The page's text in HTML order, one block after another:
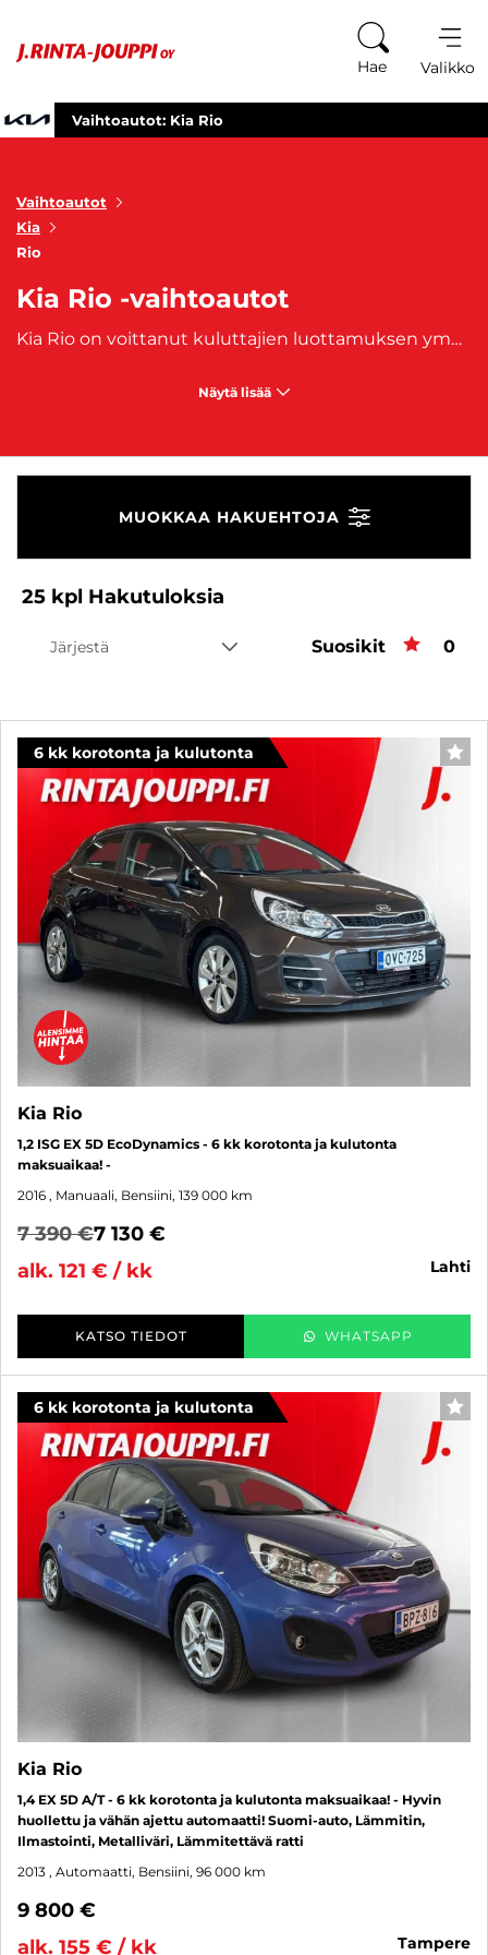
Hae Valikko
Vaihtoautot: Kia Rio
Vaihtoautot
Kia
Rio
Kia Rio -vaihtoautot
Kia Rio on voittanut kuluttajien luottamuksen ympäri maailmaa. Sen luotettavuus ja tyylikäs muotoilu ovat tehneet siitä suositun vaihtoauton sekä uusien autojen ostajien keskuudessa. Kia Rio vaihtoautoilla on paljon tarjottavaa niille, jotka arvostavat kompaktin auton etuja ilman suurta kompromissia laadusta.Kia Rio vaihtoautot ovat täydellisiä valintoja niille, jotka etsivät kompaktia kaupunkiautoa, joka on helppo pysäköidä ja ketterä liikenteessä. Kia Rio on myös mainio valinta nuorille kuljettajille ja ensimmäistä autoaan etsiville, sillä sen helppo käsiteltävyys tekee siitä turvallisen vaihtoehdon.
Näytä lisää
MUOKKAA HAKUEHTOJA
25 kpl Hakutuloksia
Järjestä Suosikit 0
6 kk korotonta ja kulutonta
Kia Rio
1,2 ISG EX 5D EcoDynamics - 6 kk korotonta ja kulutonta
maksuaikaa! -
2016 , Manuaali, Bensiini, 139 000 km
7 390 €7 130 €
alk. 121 € / kk
lahti
KATSO TIEDOT WHATSAPP
6 kk korotonta ja kulutonta
Kia Rio
1,4 EX 5D A/T - 6 kk korotonta ja kulutonta maksuaikaa! - Hyvin
huollettu ja vähän ajettu automaatti! Suomi-auto, Lämmitin,
Ilmastointi, Metalliväri, Lämmitettävä ratti
2013 , Automaatti, Bensiini, 96 000 km
9 800 €
alk. 155 € / kk
tampere